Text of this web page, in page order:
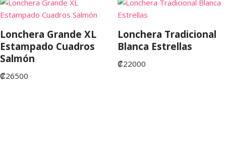
Lonchera Grande XL
Estampado Cuadros
Salmón
₡26500
Lonchera Tradicional
Blanca Estrellas
₡22000